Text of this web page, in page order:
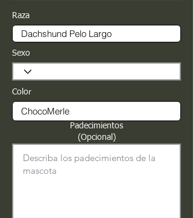
Raza
Sexo
Color
Padecimientos
(Opcional)